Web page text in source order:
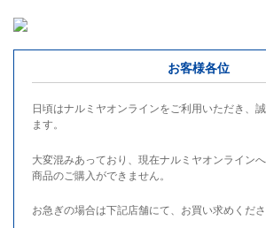
お客様各位
日頃はナルミヤオンラインをご利用いただき、
ます。
大変混みあっており、現在ナルミヤオンライン
商品のご購入ができません。
お急ぎの場合は下記店舗にて、お買い求めくださ